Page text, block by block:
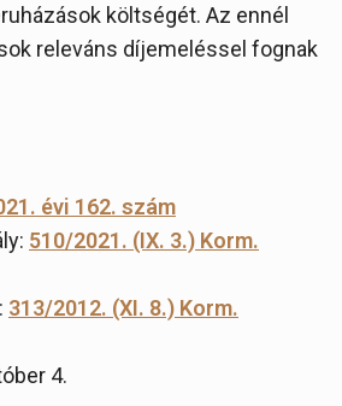
költségét. Az ennél
releváns díjemeléssel fognak
évi 162. szám
510/2021. (IX. 3.) Korm.
313/2012. (XI. 8.) Korm.
4.